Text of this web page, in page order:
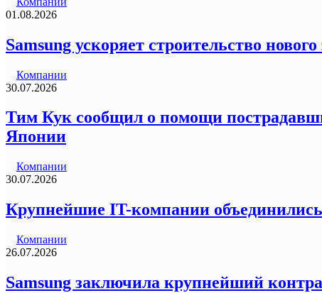
01.08.2026
Samsung ускоряет строительство
Компании
30.07.2026
Тим Кук сообщил о помощи
Японии
Компании
30.07.2026
Крупнейшие IT-компании
Компании
26.07.2026
Samsung заключила крупнейший